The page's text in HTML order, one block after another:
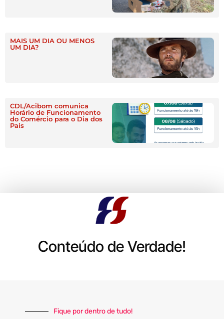
MAIS UM DIA OU MENOS
UM DIA?
CDL/Acibom comunica
Horário de Funcionamento
do Comércio para o Dia dos
Pais
Conteúdo de Verdade!
Fique por dentro de tudo!